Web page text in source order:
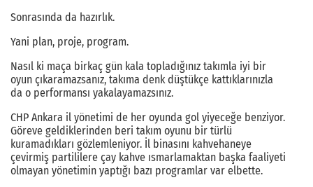
Sonrasında da hazırlık.
Yani plan, proje, program.
Nasıl ki maça birkaç gün kala topladığınız takımla iyi bir
oyun çıkaramazsanız, takıma denk düştükçe kattıklarınızla
da o performansı yakalayamazsınız.
CHP Ankara il yönetimi de her oyunda gol yiyeceğe benziyor.
Göreve geldiklerinden beri takım oyunu bir türlü
kuramadıkları gözlemleniyor. İl binasını kahvehaneye
çevirmiş partililere çay kahve ısmarlamaktan başka faaliyeti
olmayan yönetimin yaptığı bazı programlar var elbette.